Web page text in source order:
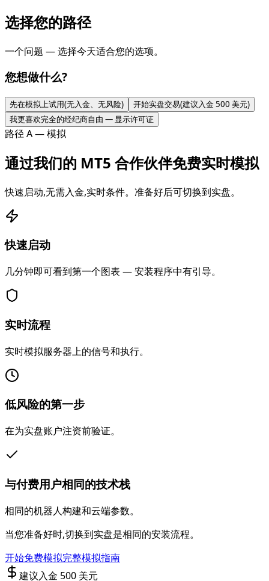
选择您的路径
一个问题 — 选择今天适合您的选项。
您想做什么?
先在模拟上试用(无入金、无风险)
开始实盘交易(建议入金 500 美元)
我更喜欢完全的经纪商自由 — 显示许可证
路径 A — 模拟
通过我们的 MT5 合作伙伴免费实时模拟
快速启动,无需入金,实时条件。准备好后可切换到实盘。
快速启动
几分钟即可看到第一个图表 — 安装程序中有引导。
实时流程
实时模拟服务器上的信号和执行。
低风险的第一步
在为实盘账户注资前验证。
与付费用户相同的技术栈
相同的机器人构建和云端参数。
当您准备好时,切换到实盘是相同的安装流程。
开始免费模拟完整模拟指南
建议入金 500 美元